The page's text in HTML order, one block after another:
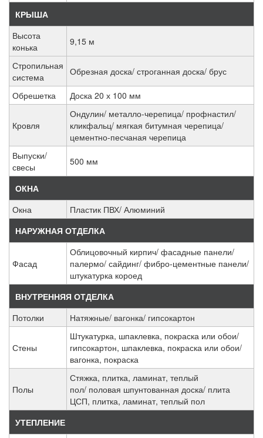
КРЫША
Высота
конька
9,15 м
Стропильная
система
Обрезная доска/ строганная доска/ брус
Обрешетка Доска 20 х 100 мм
Кровля
Ондулин/ металло-черепица/ профнастил/
кликфальц/ мягкая битумная черепица/
цементно-песчаная черепица
Выпуски/
свесы
500 мм
ОКНА
Окна
Пластик ПВХ/ Алюминий
НАРУЖНАЯ ОТДЕЛКА
Фасад
Облицовочный кирпич/ фасадные панели/
палермо/ сайдинг/ фибро-цементные панели/
штукатурка короед
ВНУТРЕННЯЯ ОТДЕЛКА
Потолки
Натяжные/ вагонка/ гипсокартон
Стены
Штукатурка, шпаклевка, покраска или обои/
гипсокартон, шпаклевка, покраска или обои/
вагонка, покраска
Полы
Стяжка, плитка, ламинат, теплый
пол/ половая шпунтованная доска/ плита
ЦСП, плитка, ламинат, теплый пол
УТЕПЛЕНИЕ